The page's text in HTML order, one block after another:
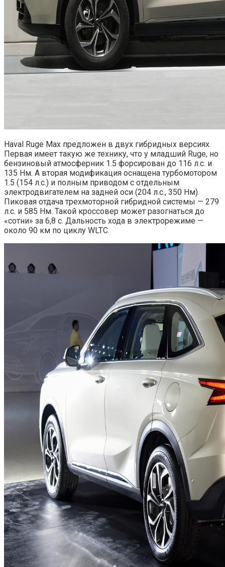
Haval Ruge Max предложен в двух гибридных версиях.
Первая имеет такую же технику, что у младший Ruge, но
бензиновый атмосферник 1.5 форсирован до 116 л.с. и
135 Нм. А вторая модификация оснащена турбомотором
1.5 (154 л.с.) и полным приводом с отдельным
электродвигателем на задней оси (204 л.с., 350 Нм).
Пиковая отдача трехмоторной гибридной системы — 279
л.с. и 585 Нм. Такой кроссовер может разогнаться до
«сотни» за 6,8 с. Дальность хода в электрорежиме —
около 90 км по циклу WLTC.